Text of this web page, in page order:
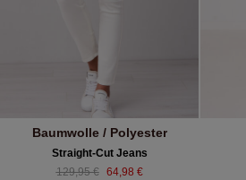
Baumwolle / Polyester
Straight-Cut Jeans
129,95 €
64,98 €